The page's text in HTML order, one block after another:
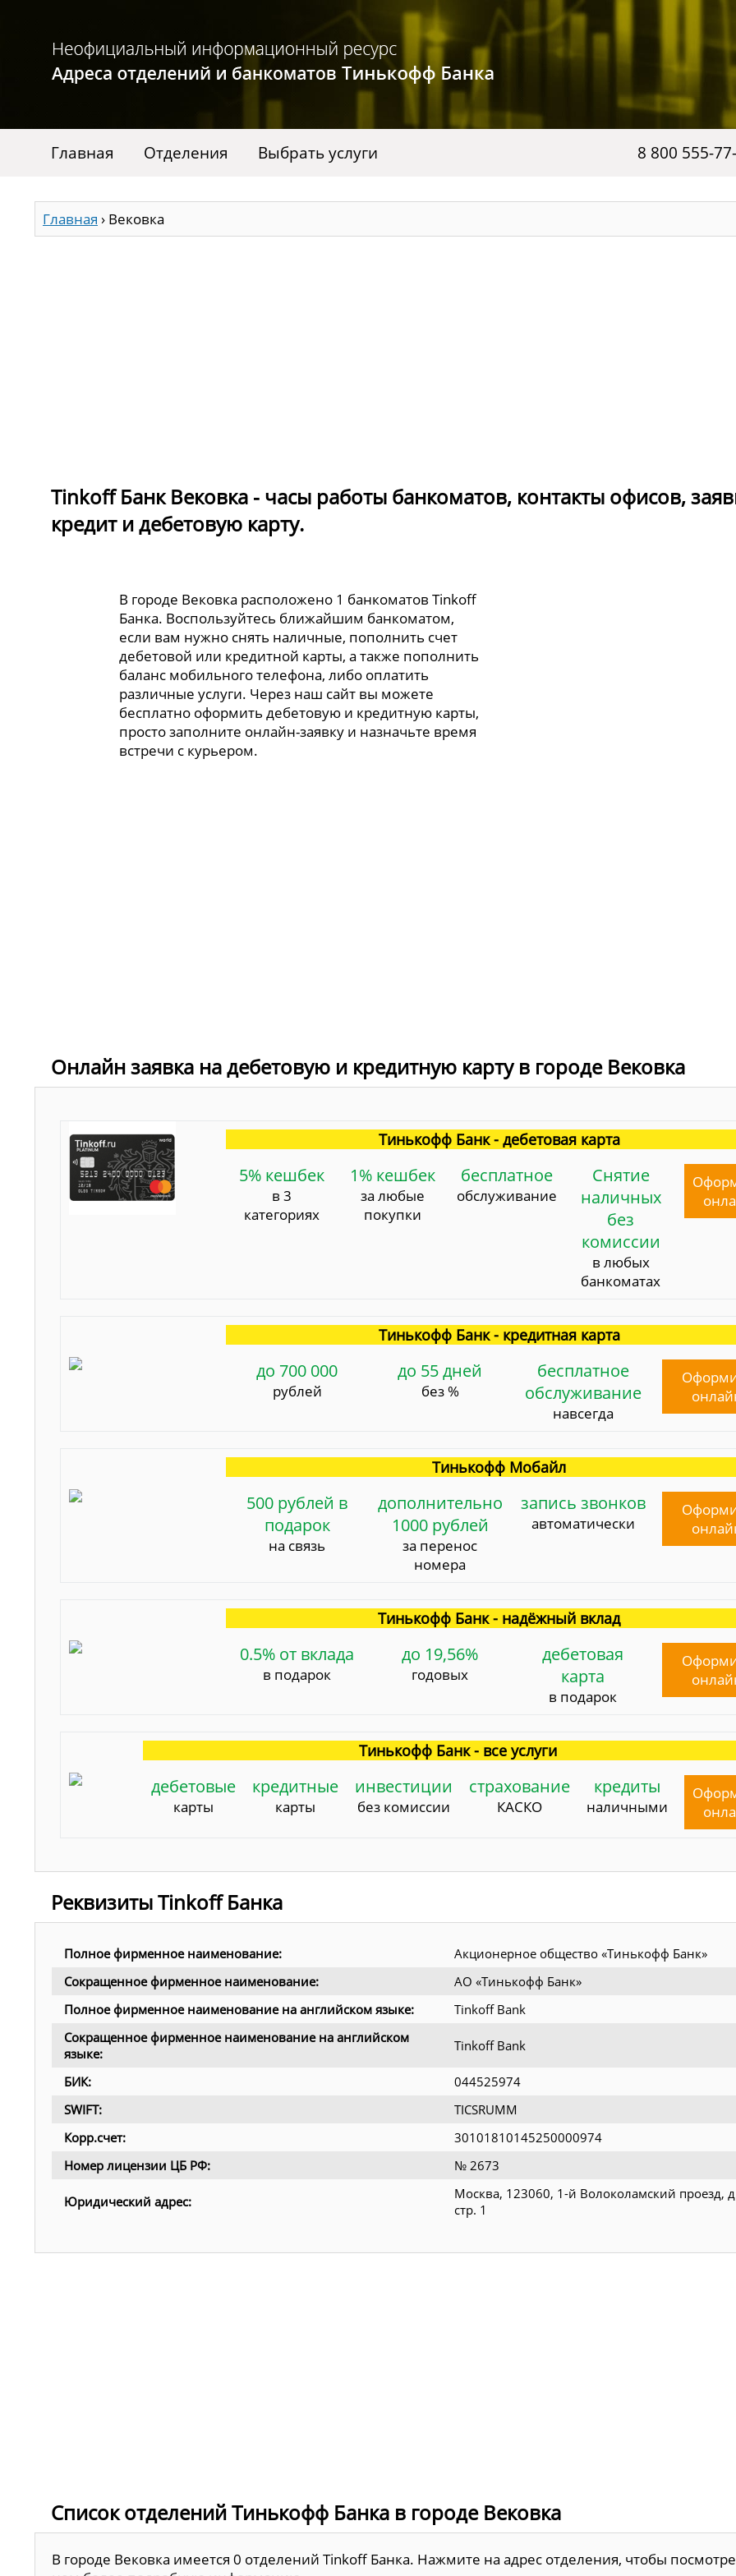
Главная Отделения Выбрать услуги 8 800 555-
Главная › Вековка
Tinkoff Банк Вековка - часы работы банкоматов, контакты офисов,
кредит и дебетовую карту.
В городе Вековка расположено 1 банкоматов Tinkoff
Банка. Воспользуйтесь ближайшим банкоматом,
если вам нужно снять наличные, пополнить счет
дебетовой или кредитной карты, а также пополнить
баланс мобильного телефона, либо оплатить
различные услуги. Через наш сайт вы можете
бесплатно оформить дебетовую и кредитную карты,
просто заполните онлайн-заявку и назначьте время
встречи с курьером.
Онлайн заявка на дебетовую и кредитную карту в городе Вековка
Тинькофф Банк - дебетовая карта
5% кешбек
в 3
категориях
1% кешбек
за любые
покупки
бесплатное
обслуживание
Снятие
наличных
без
комиссии
в любых
банкоматах
Тинькофф Банк - кредитная карта
до 700 000
рублей
до 55 дней
без %
бесплатное
обслуживание
навсегда
Тинькофф Мобайл
500 рублей в
подарок
на связь
дополнительно
1000 рублей
за перенос
номера
запись звонков
автоматически
Тинькофф Банк - надёжный вклад
0.5% от вклада
в подарок
до 19,56%
годовых
дебетовая
карта
в подарок
Тинькофф Банк - все услуги
дебетовые
карты
кредитные
карты
инвестиции
без комиссии
страхование
КАСКО
кредиты
наличными
Реквизиты Tinkoff Банка
Полное фирменное наименование:
Акционерное общество «Тинькофф Банк»
Сокращенное фирменное наименование:
АО «Тинькофф Банк»
Полное фирменное наименование на английском языке:
Tinkoff Bank
Сокращенное фирменное наименование на английском
языке:
Tinkoff Bank
БИК:
044525974
SWIFT:
TICSRUMM
Корр.счет:
30101810145250000974
Номер лицензии ЦБ РФ:
№ 2673
Юридический адрес:
Москва, 123060, 1-й Волоколамский проезд,
стр. 1
Список отделений Тинькофф Банка в городе Вековка
В городе Вековка имеется 0 отделений Tinkoff Банка. Нажмите на адрес отделения, чтобы